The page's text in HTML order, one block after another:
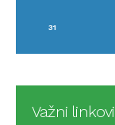
31
Važni linkovi